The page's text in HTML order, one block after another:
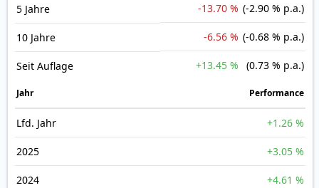
5 Jahre -13.70 % (-2.90 % p.a.)
10 Jahre -6.56 % (-0.68 % p.a.)
Seit Auflage +13.45 % (0.73 % p.a.)
Jahr Perfor­mance
Lfd. Jahr +1.26 %
2025 +3.05 %
2024 +4.61 %